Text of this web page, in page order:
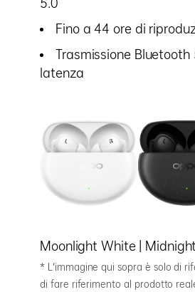
5.0
Fino a 44 ore di
Trasmissione
latenza
Moonlight White |
* L'immagine qui sopra è solo di
di fare riferimento al prodotto